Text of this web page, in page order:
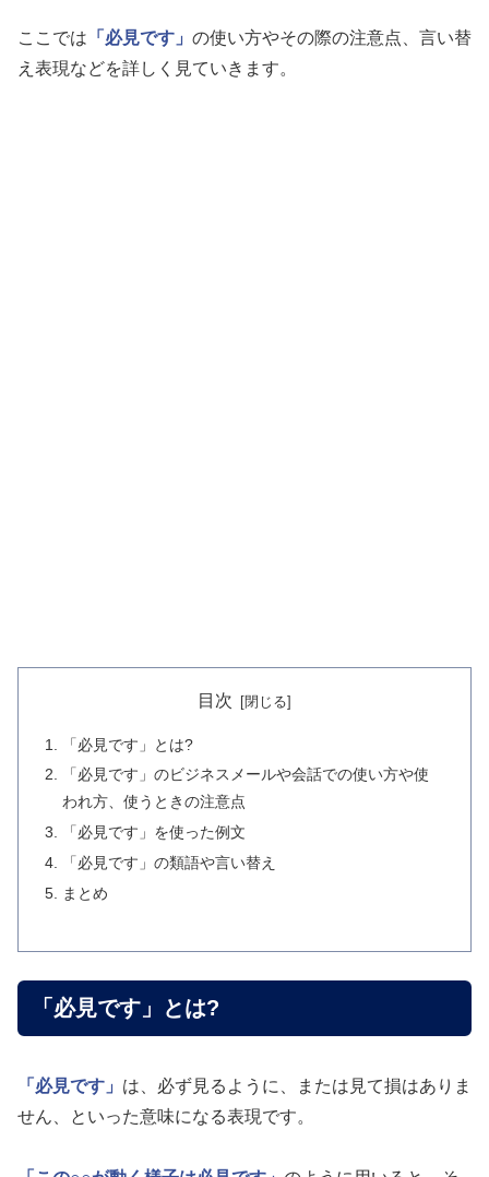
ここでは 「必見です」 の使い方やその際の注意点、言い替
え表現などを詳しく見ていきます。
目次
「必見です」とは?
「必見です」のビジネスメールや会話での使い方や使
われ方、使うときの注意点
「必見です」を使った例文
「必見です」の類語や言い替え
まとめ
「必見です」とは?
「必見です」 は、必ず見るように、または見て損はありま
せん、といった意味になる表現です。